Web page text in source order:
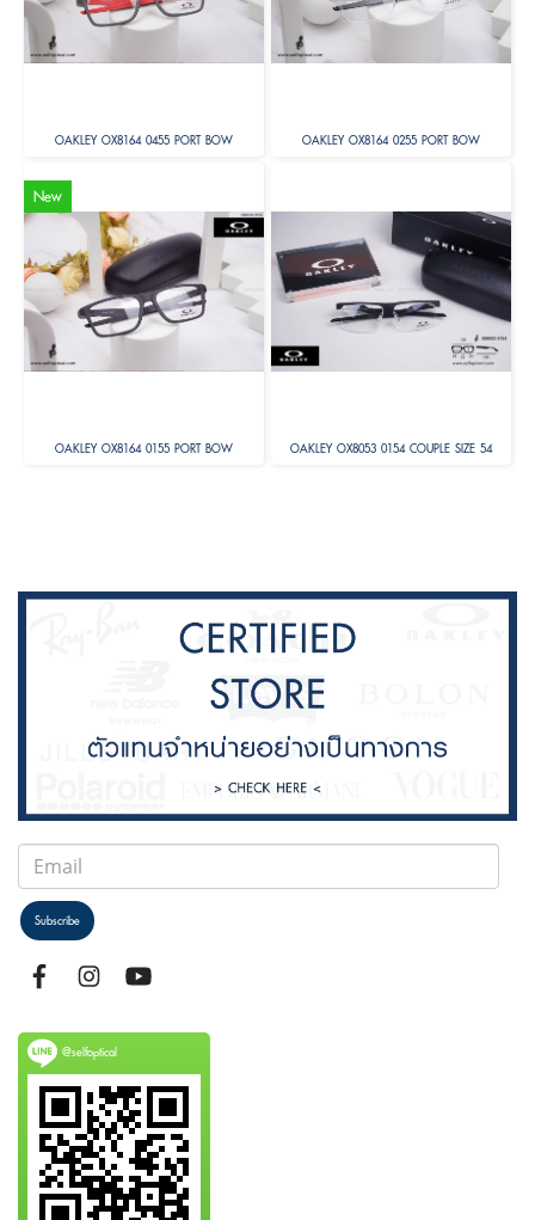
OAKLEY OX8164 0455 PORT BOW OAKLEY OX8164 0255 PORT BOW
New
OAKLEY OX8164 0155 PORT BOW OAKLEY OX8053 0154 COUPLE SIZE 54
Subscribe
@selfoptical